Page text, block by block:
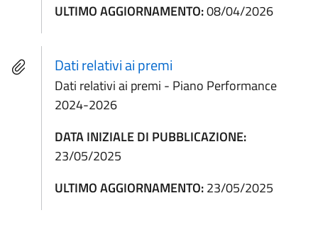
ULTIMO AGGIORNAMENTO:08/04/2026
Dati relativi ai premi
Dati relativi ai premi - Piano Performance
2024-2026
DATA INIZIALE DI PUBBLICAZIONE:
23/05/2025
ULTIMO AGGIORNAMENTO:23/05/2025